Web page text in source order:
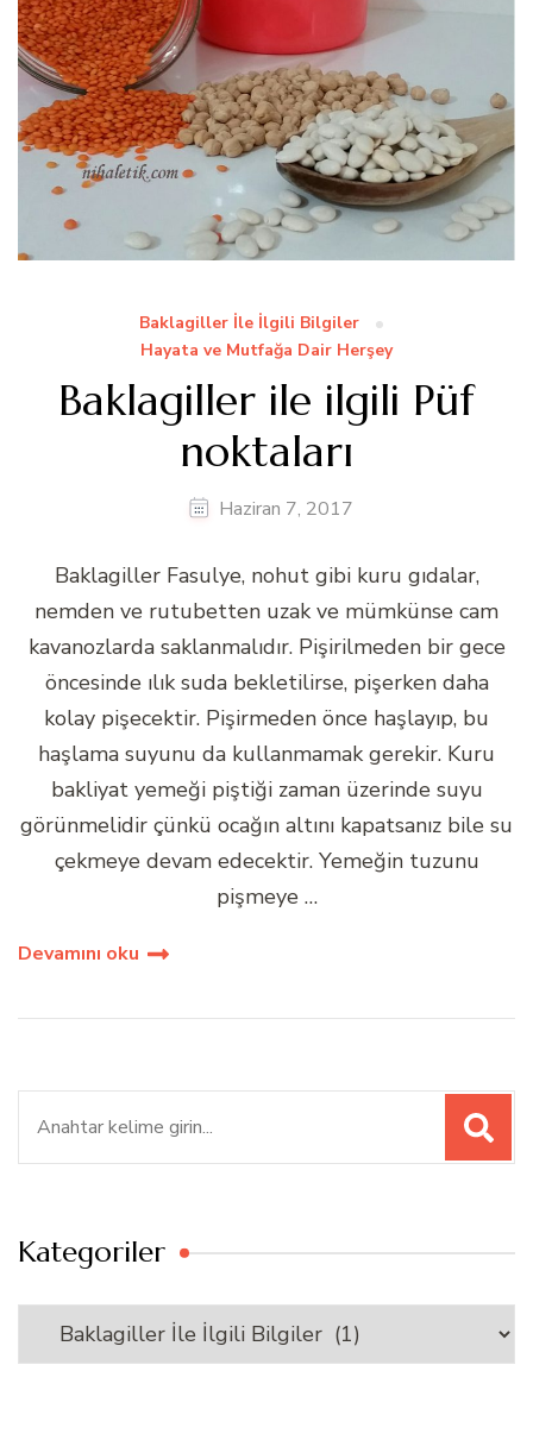
Baklagiller İle İlgili Bilgiler
Hayata ve Mutfağa Dair Herşey
Baklagiller ile ilgili Püf
noktaları
Haziran 7, 2017
Baklagiller Fasulye, nohut gibi kuru gıdalar,
nemden ve rutubetten uzak ve mümkünse cam
kavanozlarda saklanmalıdır. Pişirilmeden bir gece
öncesinde ılık suda bekletilirse, pişerken daha
kolay pişecektir. Pişirmeden önce haşlayıp, bu
haşlama suyunu da kullanmamak gerekir. Kuru
bakliyat yemeği piştiği zaman üzerinde suyu
görünmelidir çünkü ocağın altını kapatsanız bile su
çekmeye devam edecektir. Yemeğin tuzunu
pişmeye …
Devamını oku
Kategoriler
Kategoriler